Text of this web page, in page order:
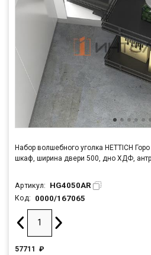
Набор волшебного уголка HETTICH
шкаф, ширина двери 500, дно ХДФ,
Артикул: HG4050AR
Код: 0000/167065
57711 ₽